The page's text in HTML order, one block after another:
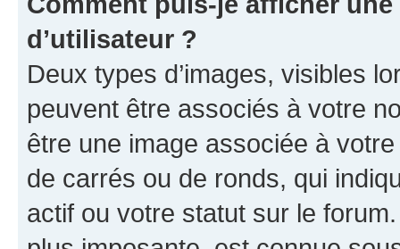
d’utilisateur ?
Deux types d’images, visibles
peuvent être associés à votre
être une image associée à
de carrés ou de ronds, qui
actif ou votre statut sur le